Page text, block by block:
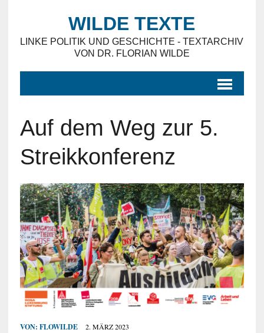
WILDE TEXTE
LINKE POLITIK UND GESCHICHTE - TEXTARCHIV
VON DR. FLORIAN WILDE
Auf dem Weg zur 5.
Streikkonferenz
VON: FLOWILDE 2. MÄRZ 2023